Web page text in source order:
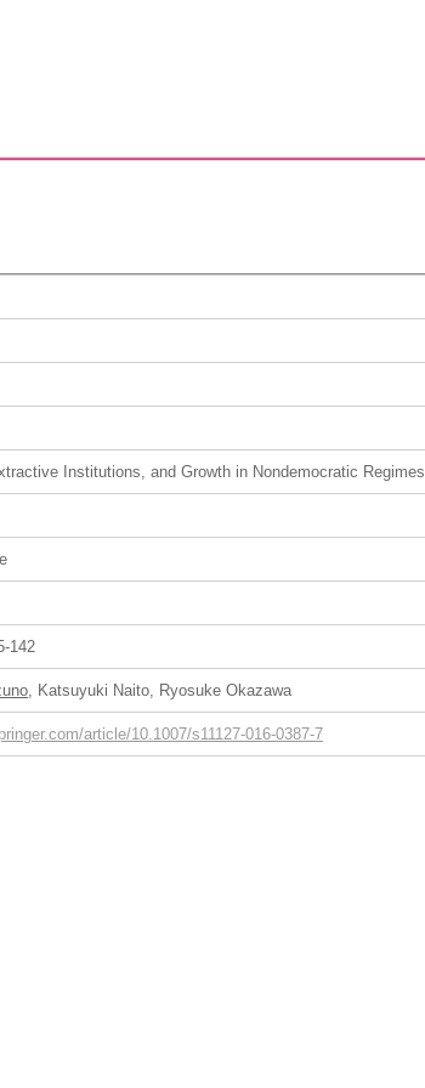
Institutions, and Growth in Nondemocratic Regimes
142
, Katsuyuki Naito, Ryosuke Okazawa
article/10.1007/s11127-016-0387-7